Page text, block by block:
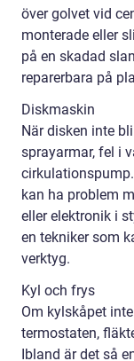
över golvet vid
monterade eller
på en skadad
reparerbara på
Diskmaskin
När disken inte
sprayarmar, fel i
kan ha problem
eller elektronik i
en tekniker som
verktyg.
Kyl och frys
Om kylskåpet
termostaten,
Ibland är det så